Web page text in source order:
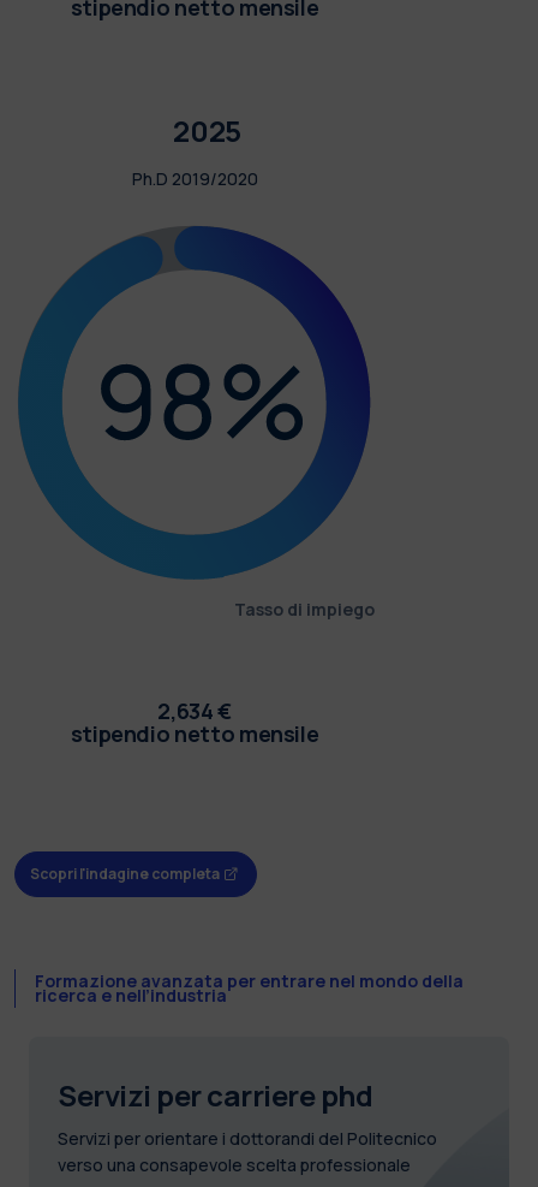
stipendio netto mensile
2025
Ph.D 2019/2020
Tasso di impiego
2,634 €
stipendio netto mensile
Scopri l'indagine completa
Formazione avanzata per entrare nel mondo della
ricerca e nell’industria
Servizi per carriere phd
Servizi per orientare i dottorandi del Politecnico
verso una consapevole scelta professionale